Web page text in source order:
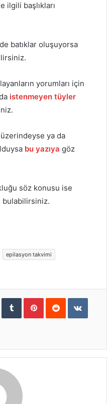
ilgili başlıkları
batıklar oluşuyorsa
yorumları için
istenmeyen tüyler
ya da
bu yazıya göz
söz konusu ise
bulabilirsiniz.
epilasyon takvimi
TumblrPinterestReddit